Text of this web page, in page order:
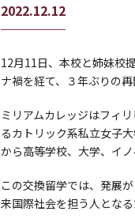
2022.12.12
12月11日、本校と姉妹校
ナ禍を経て、３年ぶりの
ミリアムカレッジはフィ
るカトリック系私立女子
から高等学校、大学、イ
この交換留学では、発展
来国際社会を担う人とな